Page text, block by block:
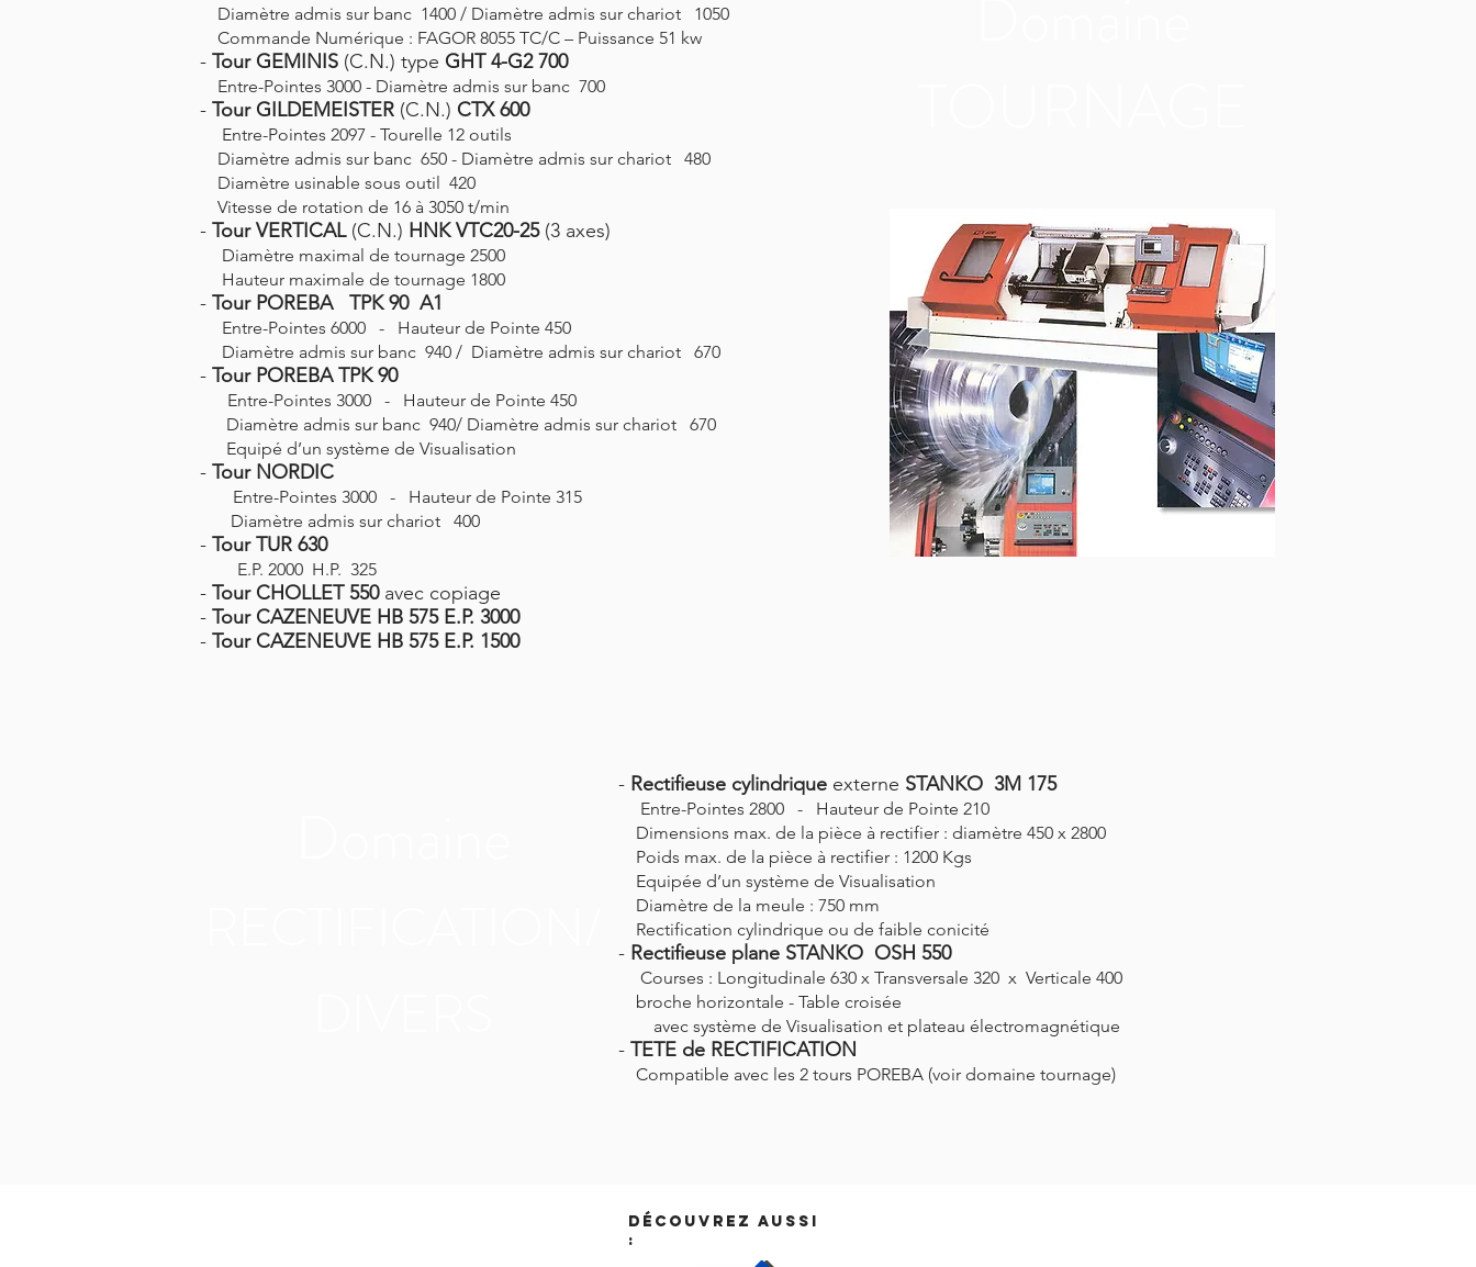
Diamètre admis sur banc 1400 / Diamètre admis sur chariot 1050
Commande Numérique : FAGOR 8055 TC/C – Puissance 51 kw
- Tour GEMINIS (C.N.) type GHT 4-G2 700
Entre-Pointes 3000 - Diamètre admis sur banc 700
- Tour GILDEMEISTER (C.N.) CTX 600
Entre-Pointes 2097 - Tourelle 12 outils
Diamètre admis sur banc 650 - Diamètre admis sur chariot 480
Diamètre usinable sous outil 420
Vitesse de rotation de 16 à 3050 t/min
- Tour VERTICAL(C.N.) HNK VTC20-25(3 axes)
Diamètre maximal de tournage 2500
Hauteur maximale de tournage 1800
- Tour POREBA TPK 90 A1
Entre-Pointes 6000 - Hauteur de Pointe 450
Diamètre admis sur banc 940 / Diamètre admis sur chariot 670
- Tour POREBA TPK 90
Entre-Pointes 3000 - Hauteur de Pointe 450
Diamètre admis sur banc 940/ Diamètre admis sur chariot 670
Equipé d’un système de Visualisation
- Tour NORDIC
Entre-Pointes 3000 - Hauteur de Pointe 315
Diamètre admis sur chariot 400
- Tour TUR 630
E.P. 2000 H.P. 325
- Tour CHOLLET 550avec copiage
- Tour CAZENEUVE HB 575 E.P. 3000
- Tour CAZENEUVE HB 575 E.P. 1500
- Rectifieuse cylindrique externe STANKO 3M 175
Entre-Pointes 2800 - Hauteur de Pointe 210
Dimensions max. de la pièce à rectifier : diamètre 450 x 2800
Poids max. de la pièce à rectifier : 1200 Kgs
Equipée d’un système de Visualisation
Diamètre de la meule : 750 mm
Rectification cylindrique ou de faible conicité
- Rectifieuse plane STANKO OSH 550
Courses : Longitudinale 630 x Transversale 320 x Verticale 400
broche horizontale - Table croisée
avec système de Visualisation et plateau électromagnétique
- TETE de RECTIFICATION
Compatible avec les 2 tours POREBA (voir domaine tournage)
Découvrez aussi
: